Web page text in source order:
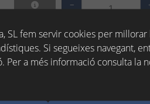
−
SL fem servir cookies per
Si segueixes navegant,
Per a més informació consulta la